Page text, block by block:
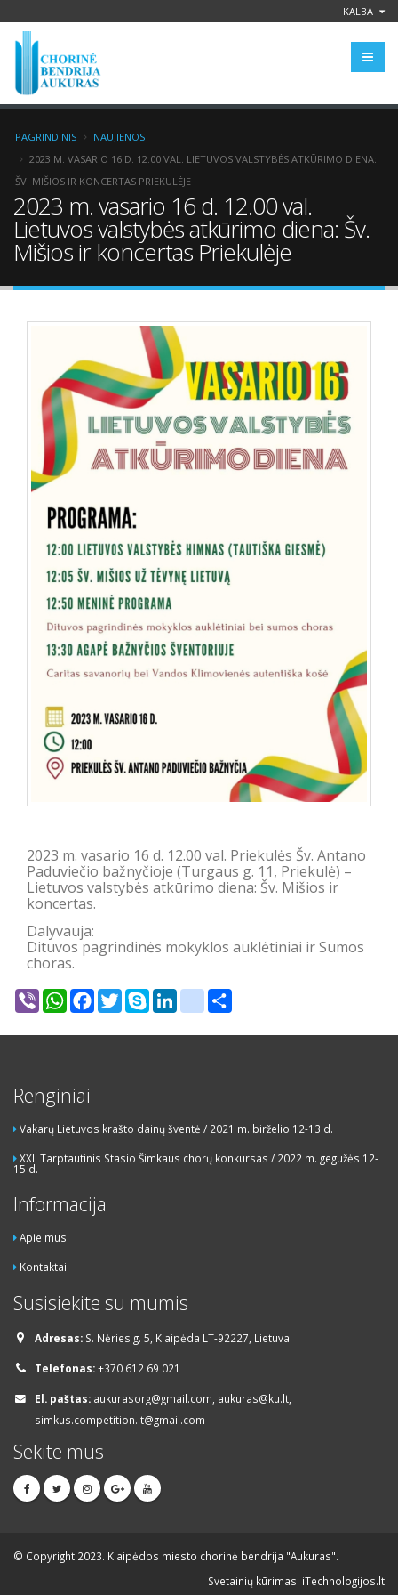
KALBA
PAGRINDINIS
NAUJIENOS
2023 M. VASARIO 16 D. 12.00 VAL. LIETUVOS VALSTYBĖS ATKŪRIMO DIENA:
ŠV. MIŠIOS IR KONCERTAS PRIEKULĖJE
2023 m. vasario 16 d. 12.00 val.
Lietuvos valstybės atkūrimo diena: Šv.
Mišios ir koncertas Priekulėje
2023 m. vasario 16 d. 12.00 val. Priekulės Šv. Antano
Paduviečio bažnyčioje (Turgaus g. 11, Priekulė) –
Lietuvos valstybės atkūrimo diena: Šv. Mišios ir
koncertas.
Dalyvauja:
Dituvos pagrindinės mokyklos auklėtiniai ir Sumos
choras.
Viber WhatsAppFacebook
TwitterSkype LinkedIngoogle_bookmarks
Renginiai
Vakarų Lietuvos krašto dainų šventė / 2021 m. birželio 12-13 d.
XXII Tarptautinis Stasio Šimkaus chorų konkursas / 2022 m. gegužės 12-
15 d.
Informacija
Apie mus
Kontaktai
Susisiekite su mumis
Adresas: S. Nėries g. 5, Klaipėda LT-92227, Lietuva
Telefonas:+370 612 69 021
El. paštas: aukurasorg@gmail.com, aukuras@ku.lt,
simkus.competition.lt@gmail.com
Sekite mus
© Copyright 2023. Klaipėdos miesto chorinė bendrija "Aukuras".
Svetainių kūrimas: iTechnologijos.lt